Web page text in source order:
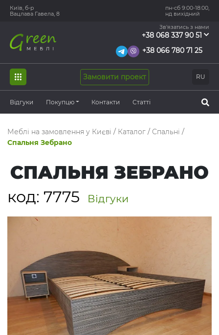
Київ, б-р
Вацлава Гавела, 8
пн-сб 9:00-18:00,
нд вихідний
Зв'язатись з нами
+38 068 337 90 51
+38 066 780 71 25
RU
Замовити проект
Відгуки Покупцю Контакти Статті
Меблі на замовлення у Києві / Каталог / Спальні /
Спальня Зебрано
СПАЛЬНЯ ЗЕБРАНО
код: 7775 Відгуки